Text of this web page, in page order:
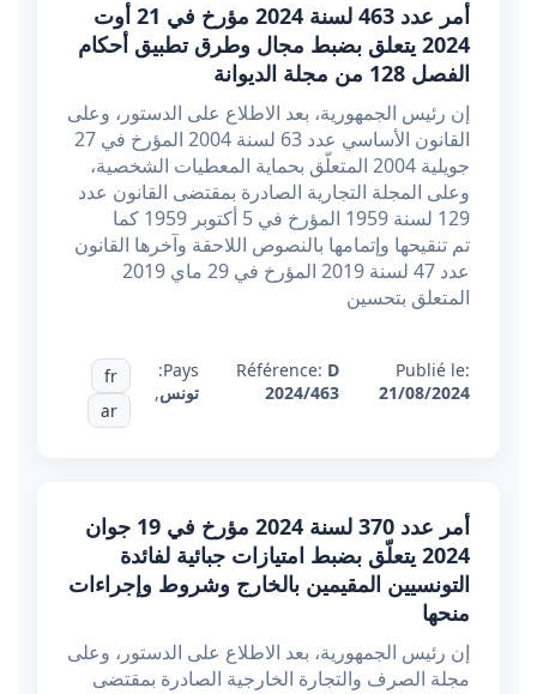
أمر عدد 463 لسنة 2024 مؤرخ في 21 أوت
2024 يتعلق بضبط مجال وطرق تطبيق أحكام
الفصل 128 من مجلة الديوانة
إن رئيس الجمهورية، بعد الاطلاع على الدستور، وعلى
القانون الأساسي عدد 63 لسنة 2004 المؤرخ في 27
جويلية 2004 المتعلّق بحماية المعطيات الشخصية،
وعلى المجلة التجارية الصادرة بمقتضى القانون عدد
129 لسنة 1959 المؤرخ في 5 أكتوبر 1959 كما
تم تنقيحها وإتمامها بالنصوص اللاحقة وآخرها القانون
عدد 47 لسنة 2019 المؤرخ في 29 ماي 2019
المتعلق بتحسين
Publié le:
21/08/2024
Référence: D
2024/463
Pays:
تونس,
fr
ar
أمر عدد 370 لسنة 2024 مؤرخ في 19 جوان
2024 يتعلّق بضبط امتيازات جبائية لفائدة
التونسيين المقيمين بالخارج وشروط وإجراءات
منحها
إن رئيس الجمهورية، بعد الاطلاع على الدستور، وعلى
مجلة الصرف والتجارة الخارجية الصادرة بمقتضى